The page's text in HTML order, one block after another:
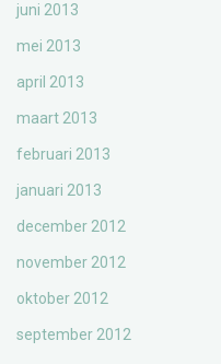
juni 2013
mei 2013
april 2013
maart 2013
februari 2013
januari 2013
december 2012
november 2012
oktober 2012
september 2012